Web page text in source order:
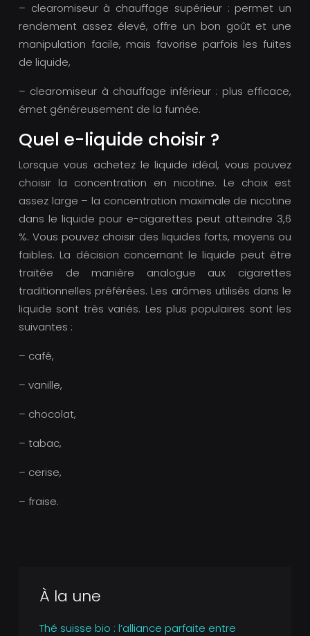
– clearomiseur à chauffage supérieur : permet un
rendement assez élevé, offre un bon goût et une
manipulation facile, mais favorise parfois les fuites
de liquide,
– clearomiseur à chauffage inférieur : plus efficace,
émet généreusement de la fumée.
Quel e-liquide choisir ?
Lorsque vous achetez le liquide idéal, vous pouvez
choisir la concentration en nicotine. Le choix est
assez large – la concentration maximale de nicotine
dans le liquide pour e-cigarettes peut atteindre 3,6
%. Vous pouvez choisir des liquides forts, moyens ou
faibles. La décision concernant le liquide peut être
traitée de manière analogue aux cigarettes
traditionnelles préférées. Les arômes utilisés dans le
liquide sont très variés. Les plus populaires sont les
suivantes :
– café,
– vanille,
– chocolat,
– tabac,
– cerise,
– fraise.
À la une
Thé suisse bio : l’alliance parfaite entre